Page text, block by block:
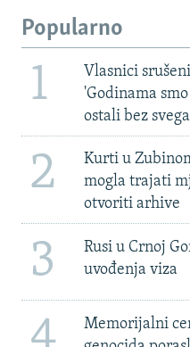
Popularno
1
Vlasnici
'Godinama
ostali bez
2
Kurti u
mogla trajati
otvoriti arhive
3
Rusi u Crnoj
uvođenja viza
Memorijalni